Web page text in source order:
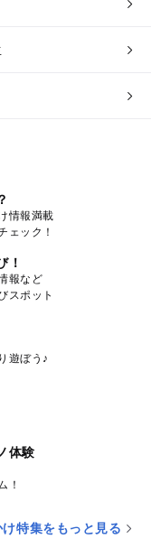
情報満載
ェック！
！
報など
スポット
遊ぼう♪
体験
！
特集をもっと見る